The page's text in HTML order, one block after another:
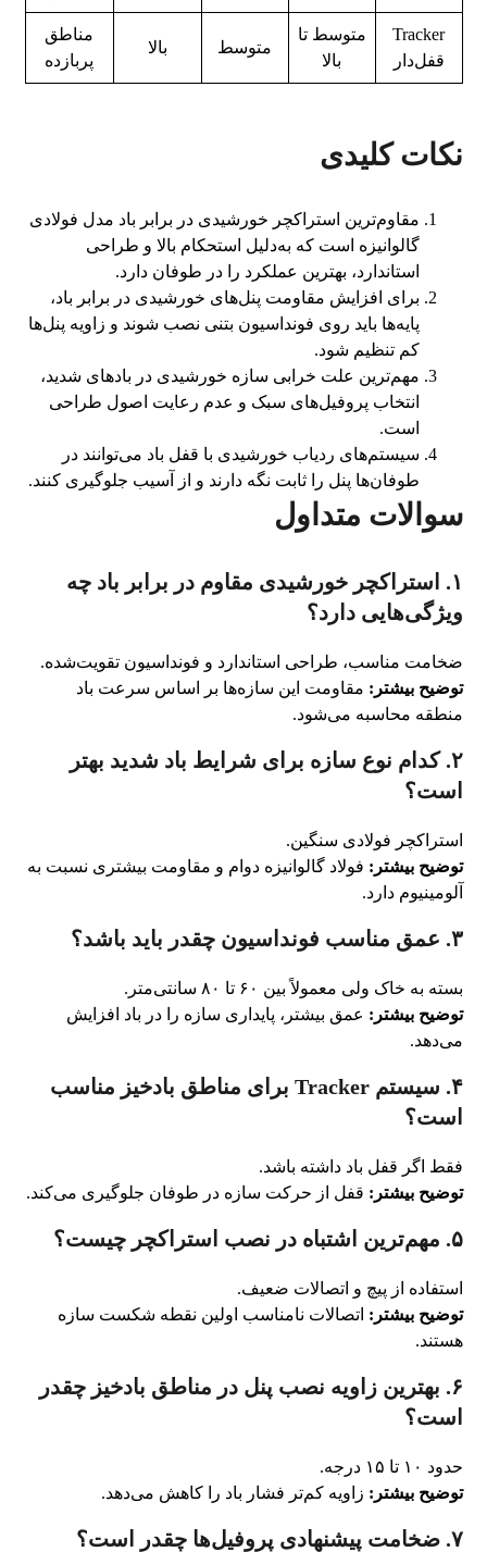
Tracker
قفل‌دار
متوسط تا
بالا
متوسط بالا
مناطق
پربازده
نکات کلیدی
مقاوم‌ترین استراکچر خورشیدی در برابر باد مدل فولادی
گالوانیزه است که به‌دلیل استحکام بالا و طراحی
استاندارد، بهترین عملکرد را در طوفان دارد.
برای افزایش مقاومت پنل‌های خورشیدی در برابر باد،
پایه‌ها باید روی فونداسیون بتنی نصب شوند و زاویه پنل‌ها
کم تنظیم شود.
مهم‌ترین علت خرابی سازه خورشیدی در بادهای شدید،
انتخاب پروفیل‌های سبک و عدم رعایت اصول طراحی
است.
سیستم‌های ردیاب خورشیدی با قفل باد می‌توانند در
طوفان‌ها پنل را ثابت نگه دارند و از آسیب جلوگیری کنند.
سوالات متداول
۱. استراکچر خورشیدی مقاوم در برابر باد چه
ویژگی‌هایی دارد؟
ضخامت مناسب، طراحی استاندارد و فونداسیون تقویت‌شده.
توضیح بیشتر: مقاومت این سازه‌ها بر اساس سرعت باد
منطقه محاسبه می‌شود.
۲. کدام نوع سازه برای شرایط باد شدید بهتر
است؟
استراکچر فولادی سنگین.
توضیح بیشتر: فولاد گالوانیزه دوام و مقاومت بیشتری نسبت به
آلومینیوم دارد.
۳. عمق مناسب فونداسیون چقدر باید باشد؟
بسته به خاک ولی معمولاً بین ۶۰ تا ۸۰ سانتی‌متر.
توضیح بیشتر: عمق بیشتر، پایداری سازه را در باد افزایش
می‌دهد.
۴. سیستم Tracker برای مناطق بادخیز مناسب
است؟
فقط اگر قفل باد داشته باشد.
توضیح بیشتر: قفل از حرکت سازه در طوفان جلوگیری می‌کند.
۵. مهم‌ترین اشتباه در نصب استراکچر چیست؟
استفاده از پیچ و اتصالات ضعیف.
توضیح بیشتر: اتصالات نامناسب اولین نقطه شکست سازه
هستند.
۶. بهترین زاویه نصب پنل در مناطق بادخیز چقدر
است؟
حدود ۱۰ تا ۱۵ درجه.
توضیح بیشتر: زاویه کم‌تر فشار باد را کاهش می‌دهد.
۷. ضخامت پیشنهادی پروفیل‌ها چقدر است؟